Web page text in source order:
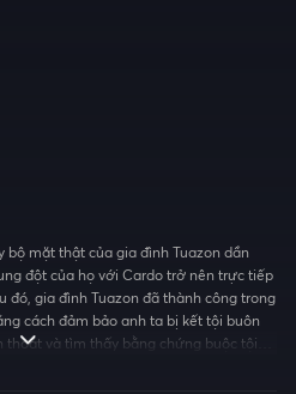
bộ mặt thật của gia đình Tuazon dần
đột của họ với Cardo trở nên trực tiếp
đó, gia đình Tuazon đã thành công trong
cách đảm bảo anh ta bị kết tội buôn
thoát và tìm thấy bằng chứng buộc tội